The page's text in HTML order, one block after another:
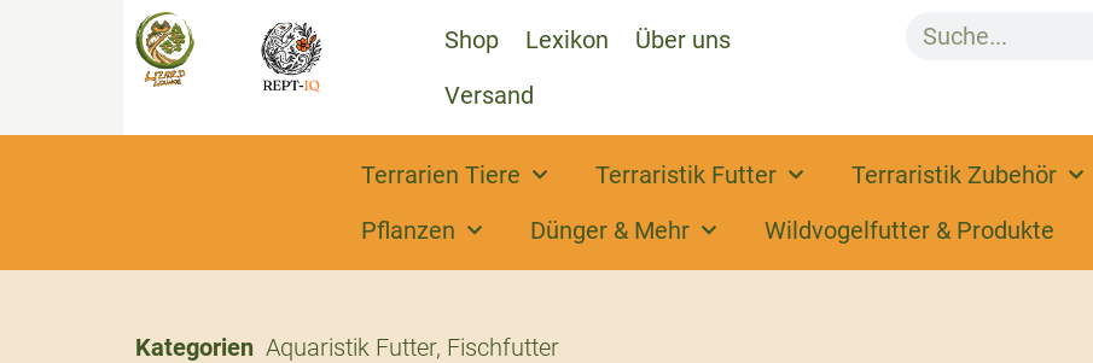
Shop Lexikon
Über uns
Versand
Terrarien Tiere Terraristik Futter Terraristik Zubehör
Pflanzen
Dünger & Mehr Wildvogelfutter & Produkte
Kategorien Aquaristik Futter, Fischfutter